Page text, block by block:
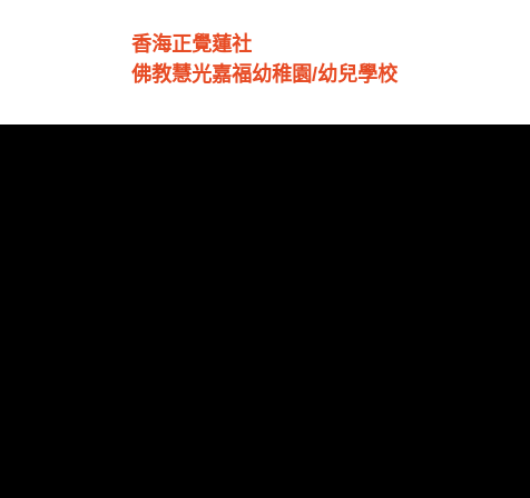
香海正覺蓮社
佛教慧光嘉福幼稚園/幼兒學校